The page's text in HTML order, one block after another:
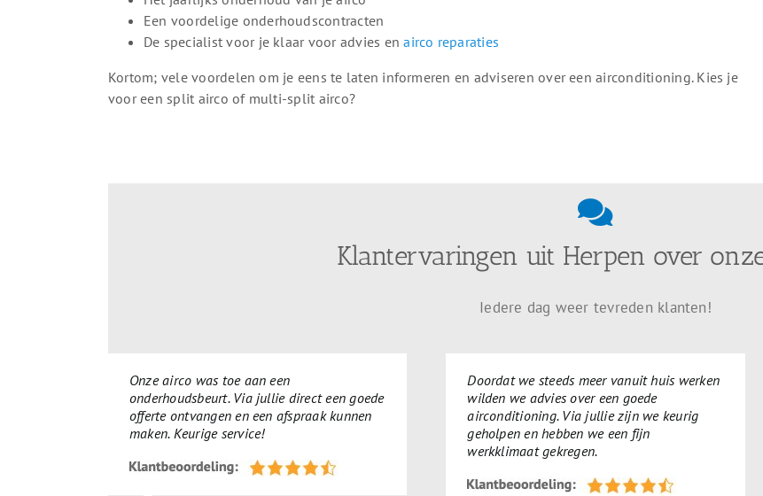
Een voordelige onderhoudscontracten
De specialist voor je klaar voor advies enairco reparaties
Kortom; vele voordelen om je eens te laten informeren en adviseren over een airconditioning. Kies je
voor een split airco of multi-split airco?
Klantervaringen uit Herpen over
Iedere dag weer tevreden klanten!
Onze airco was toe aan een
onderhoudsbeurt. Via jullie direct een goede
offerte ontvangen en een afspraak kunnen
maken. Keurige service!
Doordat we steeds meer vanuit huis werken
wilden we advies over een goede
airconditioning. Via jullie zijn we keurig
geholpen en hebben we een fijn
werkklimaat gekregen.